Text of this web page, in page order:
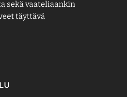
sekä vaateliaankin
täyttävä